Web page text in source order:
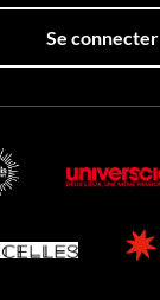
Se connecter